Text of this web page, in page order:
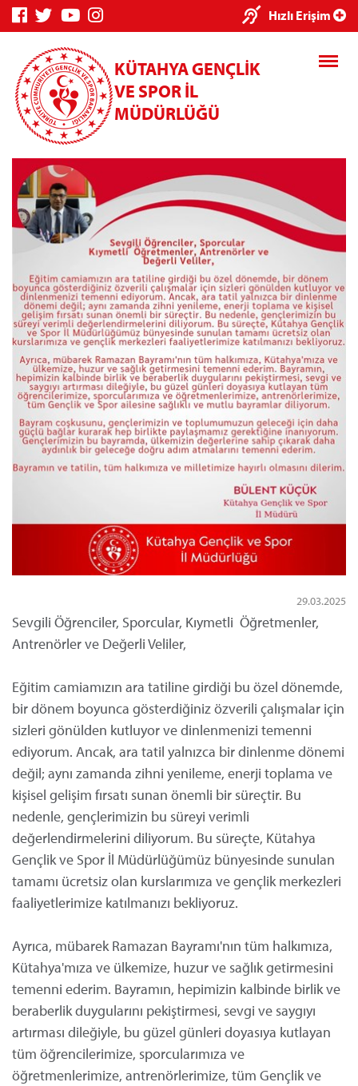
Hızlı Erişim
KÜTAHYA GENÇLİK
VE SPOR İL
MÜDÜRLÜĞÜ
29.03.2025
Sevgili Öğrenciler, Sporcular, Kıymetli Öğretmenler,
Antrenörler ve Değerli Veliler,
Eğitim camiamızın ara tatiline girdiği bu özel dönemde,
bir dönem boyunca gösterdiğiniz özverili çalışmalar için
sizleri gönülden kutluyor ve dinlenmenizi temenni
ediyorum. Ancak, ara tatil yalnızca bir dinlenme dönemi
değil; aynı zamanda zihni yenileme, enerji toplama ve
kişisel gelişim fırsatı sunan önemli bir süreçtir. Bu
nedenle, gençlerimizin bu süreyi verimli
değerlendirmelerini diliyorum. Bu süreçte, Kütahya
Gençlik ve Spor İl Müdürlüğümüz bünyesinde sunulan
tamamı ücretsiz olan kurslarımıza ve gençlik merkezleri
faaliyetlerimize katılmanızı bekliyoruz.
Ayrıca, mübarek Ramazan Bayramı'nın tüm halkımıza,
Kütahya'mıza ve ülkemize, huzur ve sağlık getirmesini
temenni ederim. Bayramın, hepimizin kalbinde birlik ve
beraberlik duygularını pekiştirmesi, sevgi ve saygıyı
artırması dileğiyle, bu güzel günleri doyasıya kutlayan
tüm öğrencilerimize, sporcularımıza ve
öğretmenlerimize, antrenörlerimize, tüm Gençlik ve
×
Genç Bilgi
Sistemi
Spor Bilgi
Sistemi
Kredi/Yurt
İşlemleri
Kredi/Yurt E-
Ödeme